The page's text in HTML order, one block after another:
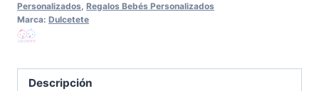
Personalizados, Regalos Bebés Personalizados
Marca: Dulcetete
Descripción